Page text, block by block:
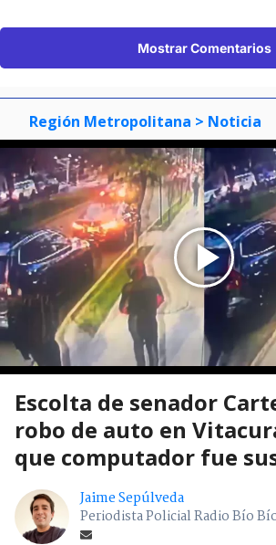
Mostrar Comentarios
Región Metropolitana > Noticia
Escolta de senador
robo de auto en
que computador fue
Jaime Sepúlveda
Periodista Policial Radio Bío